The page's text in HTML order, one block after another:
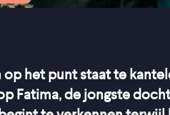
het punt staat te
Fatima, de jongste